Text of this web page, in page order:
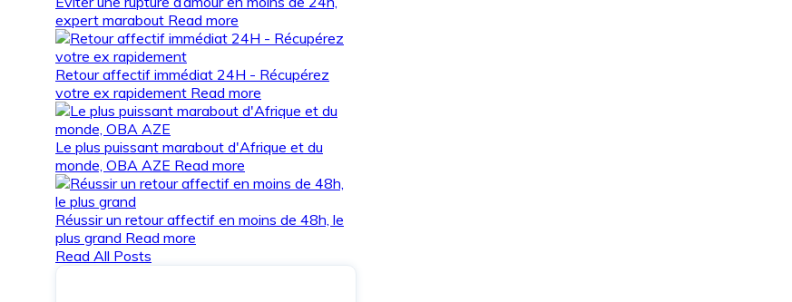
expert marabout Read more
Retour affectif immédiat 24H - Récupérez
votre ex rapidement Read more
Le plus puissant marabout d'Afrique et du
monde, OBA AZE Read more
Réussir un retour affectif en moins de 48h, le
plus grand Read more
Read All Posts